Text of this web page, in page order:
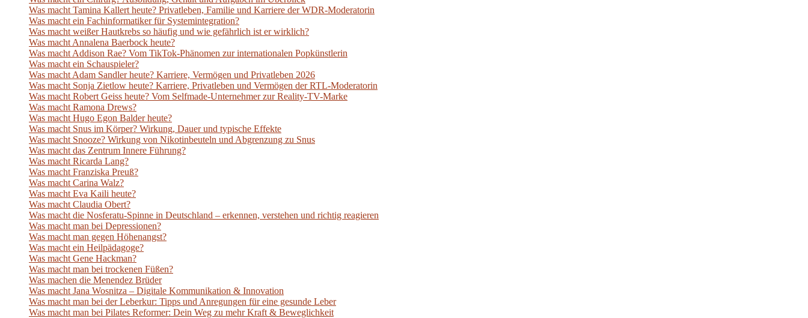
Was macht Tamina Kallert heute? Privatleben, Familie und Karriere der WDR-Moderatorin
Was macht ein Fachinformatiker für Systemintegration?
Was macht weißer Hautkrebs so häufig und wie gefährlich ist er wirklich?
Was macht Annalena Baerbock heute?
Was macht Addison Rae? Vom TikTok-Phänomen zur internationalen Popkünstlerin
Was macht ein Schauspieler?
Was macht Adam Sandler heute? Karriere, Vermögen und Privatleben 2026
Was macht Sonja Zietlow heute? Karriere, Privatleben und Vermögen der RTL-Moderatorin
Was macht Robert Geiss heute? Vom Selfmade-Unternehmer zur Reality-TV-Marke
Was macht Ramona Drews?
Was macht Hugo Egon Balder heute?
Was macht Snus im Körper? Wirkung, Dauer und typische Effekte
Was macht Snooze? Wirkung von Nikotinbeuteln und Abgrenzung zu Snus
Was macht das Zentrum Innere Führung?
Was macht Ricarda Lang?
Was macht Franziska Preuß?
Was macht Carina Walz?
Was macht Eva Kaili heute?
Was macht Claudia Obert?
Was macht die Nosferatu-Spinne in Deutschland – erkennen, verstehen und richtig reagieren
Was macht man bei Depressionen?
Was macht man gegen Höhenangst?
Was macht ein Heilpädagoge?
Was macht Gene Hackman?
Was macht man bei trockenen Füßen?
Was machen die Menendez Brüder
Was macht Jana Wosnitza – Digitale Kommunikation & Innovation
Was macht man bei der Leberkur: Tipps und Anregungen für eine gesunde Leber
Was macht man bei Pilates Reformer: Dein Weg zu mehr Kraft & Beweglichkeit